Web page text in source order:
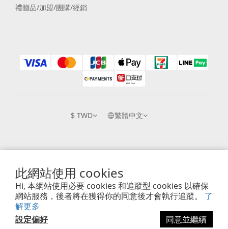
此網站使用 cookies
Hi, 本網站使用必要 cookies 和追蹤型 cookies 以確保
網站服務，後者將在獲得你的同意後才會執行追蹤。 了
解更多
設定偏好
同意並繼續
禮贈品/加盟/團購/經銷
$ TWD 繁體中文
提醒您，近日詐騙猖獗，詐騙手法也不斷更新，我們不會以任何名義透過電話、簡訊
或Email等方式詢問銀行帳戶跟信用卡號等私人資訊，也不會以任何理由要求您至
ATM或銀行操作匯款，請您提高警覺切勿上當受騙。
Copyright © 2018 Pacez Rainbow. All rights reserved.